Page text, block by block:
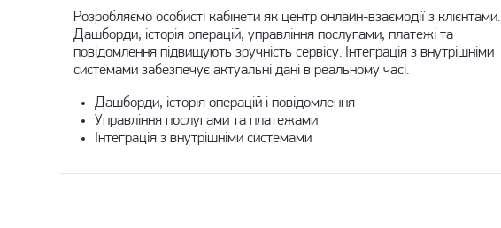
Розробляємо особисті кабінети як центр онлайн-взаємодії з клієнтами.
Дашборди, історія операцій, управління послугами, платежі та
повідомлення підвищують зручність сервісу. Інтеграція з внутрішніми
системами забезпечує актуальні дані в реальному часі.
Дашборди, історія операцій і повідомлення
Управління послугами та платежами
Інтеграція з внутрішніми системами